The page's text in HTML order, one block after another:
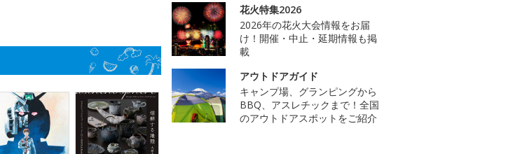
花火特集2026
2026年の花火大会情報をお届
け！開催・中止・延期情報も掲
載
アウトドアガイド
キャンプ場、グランピングから
BBQ、アスレチックまで！全国
のアウトドアスポットをご紹介